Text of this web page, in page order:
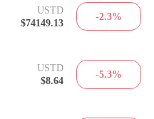
USTD
$74149.13
-2.3%
USTD
$8.64
-5.3%